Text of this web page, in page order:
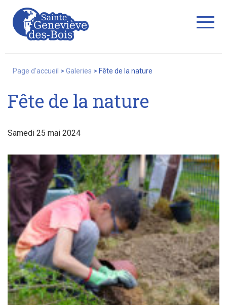
Services
Commerces/associations
Sortir à Ste Gen’
Page d'accueil > Galeries > Fête de la nature
Fête de la nature
Samedi 25 mai 2024